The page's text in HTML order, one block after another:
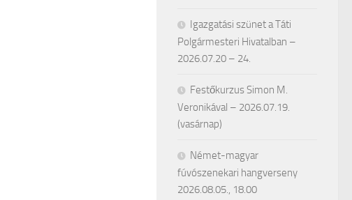
Igazgatási szünet a Táti
Polgármesteri Hivatalban –
2026.07.20 – 24.
Festőkurzus Simon M.
Veronikával – 2026.07.19.
(vasárnap)
Német-magyar
fúvószenekari hangverseny
2026.08.05., 18.00